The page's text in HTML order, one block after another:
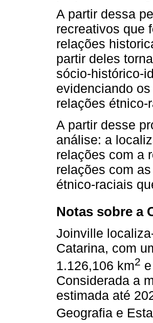
A partir dessa
recreativos que
relações
partir deles
sócio-histórico-
evidenciando
relações étnico-
A partir desse
análise: a
relações com a
relações com
étnico-raciais
Notas sobre a
Joinville
Catarina, com
1.126,106 km2
Considerada a
estimada até
Geografia e